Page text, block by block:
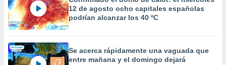
12 de agosto ocho capitales españolas
podrían alcanzar los 40 ºC
Se acerca rápidamente una vaguada que
entre mañana y el domingo dejará